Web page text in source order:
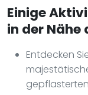
Einige
in der Nähe
Entdecken